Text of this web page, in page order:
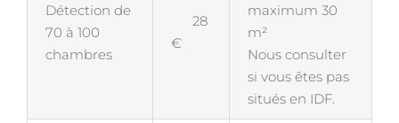
Détection de
70 à 100
chambres
28
€
maximum 30
m²
Nous consulter
si vous êtes pas
situés en IDF.